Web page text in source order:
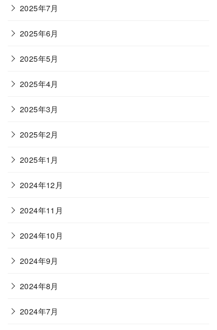
2025年7月
2025年6月
2025年5月
2025年4月
2025年3月
2025年2月
2025年1月
2024年12月
2024年11月
2024年10月
2024年9月
2024年8月
2024年7月